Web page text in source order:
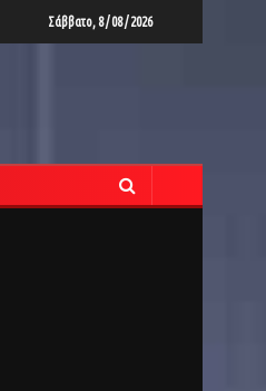
Σάββατο, 8 / 08 / 2026